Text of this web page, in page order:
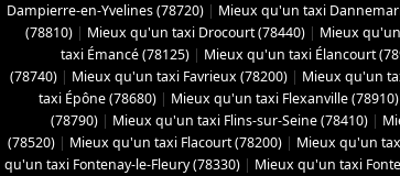
Dampierre-en-Yvelines (78720) | Mieux qu'un taxi
(78810) | Mieux qu'un taxi Drocourt (78440) | Mieux
taxi Émancé (78125) | Mieux qu'un taxi Élancourt
(78740) | Mieux qu'un taxi Favrieux (78200) | Mieux qu'un
taxi Épône (78680) | Mieux qu'un taxi Flexanville (78910)
(78790) | Mieux qu'un taxi Flins-sur-Seine (78410) |
(78520) | Mieux qu'un taxi Flacourt (78200) | Mieux qu'un
qu'un taxi Fontenay-le-Fleury (78330) | Mieux qu'un taxi